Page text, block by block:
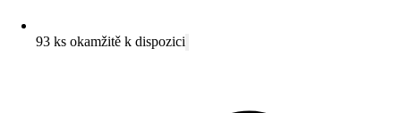
93 ks okamžitě k dispozici